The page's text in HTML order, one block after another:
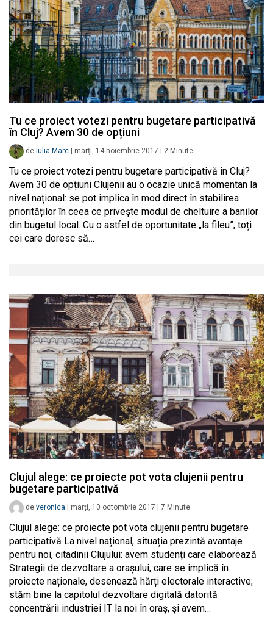
Tu ce proiect votezi pentru bugetare participativă
în Cluj? Avem 30 de opțiuni
de Iulia Marc marți, 14 noiembrie 2017 2 Minute
Tu ce proiect votezi pentru bugetare participativă în Cluj?
Avem 30 de opțiuni Clujenii au o ocazie unică momentan la
nivel național: se pot implica în mod direct în stabilirea
priorităților în ceea ce privește modul de cheltuire a banilor
din bugetul local. Cu o astfel de oportunitate „la fileu”, toți
cei care doresc să…
Clujul alege: ce proiecte pot vota clujenii pentru
bugetare participativă
de veronica marți, 10 octombrie 2017 7 Minute
Clujul alege: ce proiecte pot vota clujenii pentru bugetare
participativă La nivel național, situația prezintă avantaje
pentru noi, citadinii Clujului: avem studenți care elaborează
Strategii de dezvoltare a orașului, care se implică în
proiecte naționale, desenează hărți electorale interactive;
stăm bine la capitolul dezvoltare digitală datorită
concentrării industriei IT la noi în oraș, și avem…